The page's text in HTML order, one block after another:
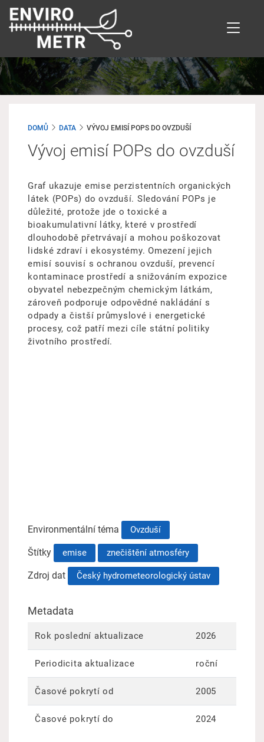
Přejít
hlavnímu
DOMŮ DATA VÝVOJ EMISÍ POPS DO OVZDUŠÍ
Vývoj emisí POPs do ovzduší
Graf ukazuje emise perzistentních organických
látek (POPs) do ovzduší. Sledování POPs je
důležité, protože jde o toxické a
bioakumulativní látky, které v prostředí
dlouhodobě přetrvávají a mohou poškozovat
lidské zdraví i ekosystémy. Omezení jejich
emisí souvisí s ochranou ovzduší, prevencí
kontaminace prostředí a snižováním expozice
obyvatel nebezpečným chemickým látkám,
zároveň podporuje odpovědné nakládání s
odpady a čistší průmyslové i energetické
procesy, což patří mezi cíle státní politiky
životního prostředí.
Environmentální téma Ovzduší
Štítky emise znečištění atmosféry
Zdroj dat Český hydrometeorologický ústav
Metadata
Rok poslední aktualizace 2026
Periodicita aktualizace roční
Časové pokrytí od 2005
Časové pokrytí do 2024